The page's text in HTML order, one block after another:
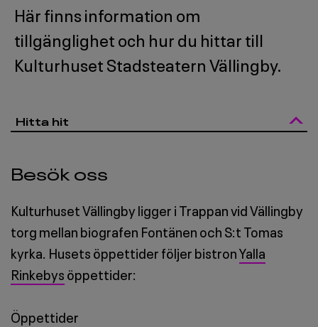
BESÖKSINFORMATION
Här finns information om
tillgänglighet och hur du hittar till
Kulturhuset Stadsteatern Vällingby.
Hitta hit
Besök oss
Kulturhuset Vällingby ligger i Trappan vid Vällingby
torg mellan biografen Fontänen och S:t Tomas
kyrka. Husets öppettider följer bistronYalla
Rinkebysöppettider:
Öppettider